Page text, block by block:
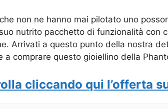
non ne hanno mai pilotato uno
nutrito pacchetto di funzionalità con
Arrivati a questo punto della nostra
a comprare questo gioiellino della
cliccando qui l’offerta